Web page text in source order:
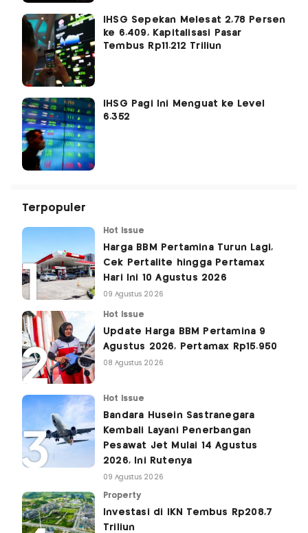
IHSG Sepekan Melesat 2,78 Persen
ke 6.409, Kapitalisasi Pasar
Tembus Rp11.212 Triliun
IHSG Pagi Ini Menguat ke Level
6.352
Terpopuler
Hot Issue
Harga BBM Pertamina Turun Lagi,
Cek Pertalite hingga Pertamax
Hari Ini 10 Agustus 2026
09 Agustus 2026
Hot Issue
Update Harga BBM Pertamina 9
Agustus 2026, Pertamax Rp15.950
08 Agustus 2026
Hot Issue
Bandara Husein Sastranegara
Kembali Layani Penerbangan
Pesawat Jet Mulai 14 Agustus
2026, Ini Rutenya
09 Agustus 2026
Property
Investasi di IKN Tembus Rp208,7
Triliun